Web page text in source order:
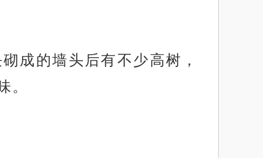
成的墙头后有不少高树，
。